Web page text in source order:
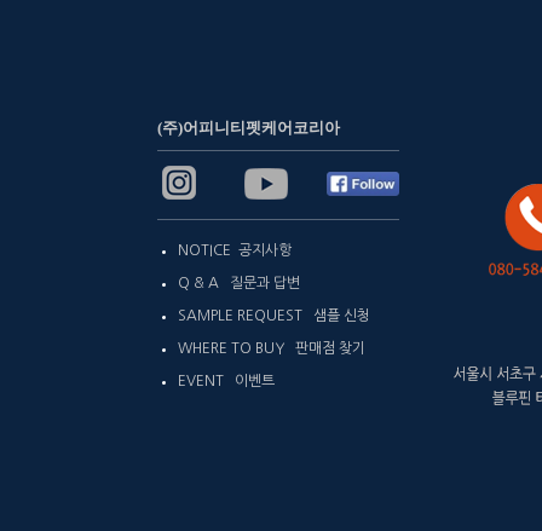
(주)어피니티펫케어코리아
NOTICE 공지사항
Q & A 질문과 답변
SAMPLE REQUEST 샘플 신청
WHERE TO BUY 판매점 찾기
EVENT 이벤트